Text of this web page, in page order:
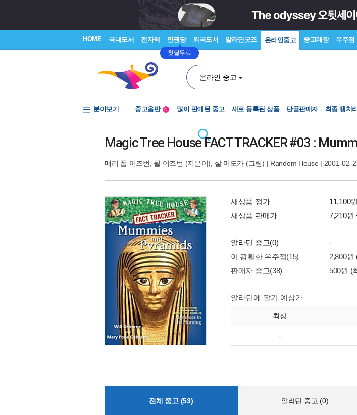
HOME 국내도서 전자책 만권당
첫달무료
외국도서 알라딘굿즈 온라인중고 중고매장 우주점
온라인 중고
분야보기
1천원부터
N 많이 판매된 중고 새로 등록된 상품 단골판매자 최종 땡처
Magic Tree House FACT TRACKER #03 :
메리 폽 어즈번 윌 어즈번 (지은이), 살 머도카 (그림) | Random House | 2001-02-
새상품 정가 11,100원
새상품 판매가
7,210원
알라딘 중고(0)
-
이 광활한 우주점(15)
2,800원
판매자 중고(38)
500원 (
알라딘에 팔기 예상가
최상
-
전체 중고 (53) 알라딘 중고 (0)